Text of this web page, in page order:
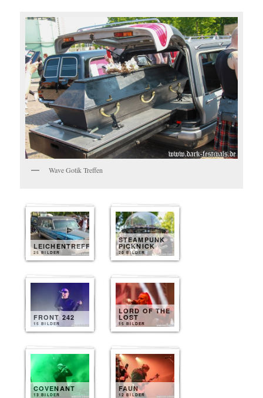
Wave Gotik Treffen
LEICHENTREFF
25 BILDER
STEAMPUNK
PICKNICK
20 BILDER
FRONT 242
15 BILDER
LORD OF THE
LOST
15 BILDER
COVENANT
13 BILDER
FAUN
12 BILDER